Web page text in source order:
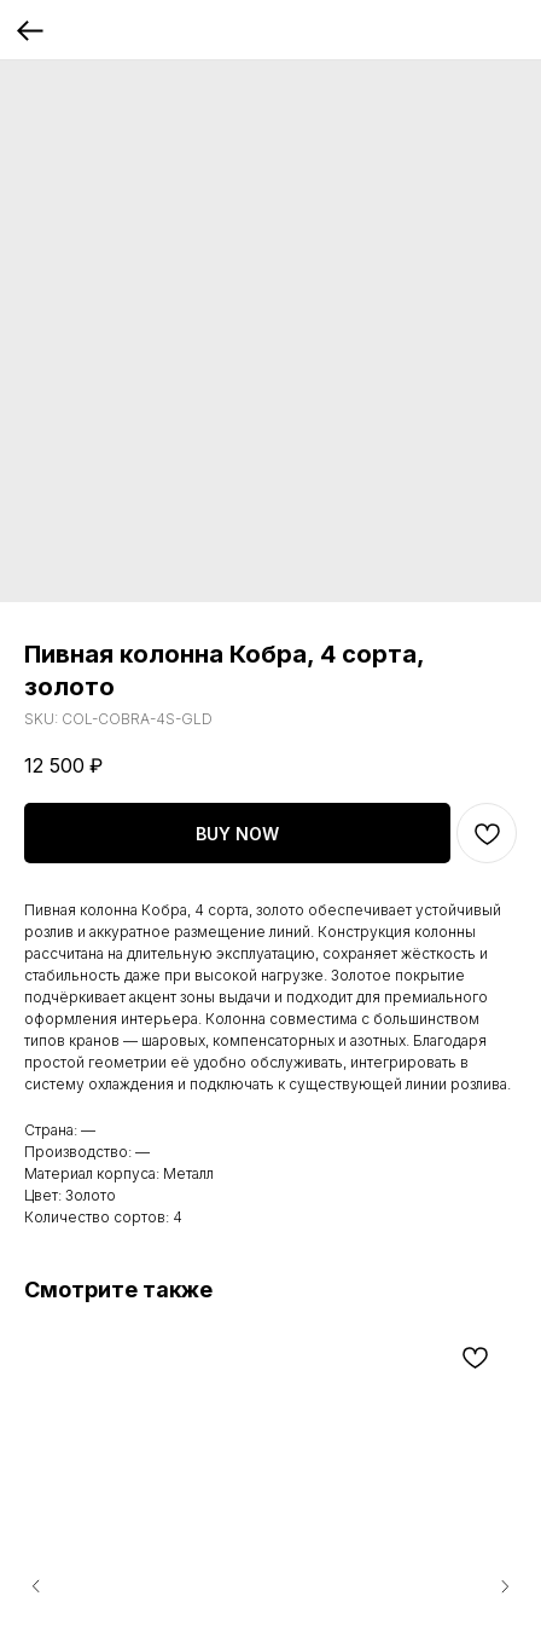
Пивная колонна Кобра, 4 сорта,
золото
SKU: COL-COBRA-4S-GLD
12 500 ₽
BUY NOW
Пивная колонна Кобра, 4 сорта, золото обеспечивает устойчивый
розлив и аккуратное размещение линий. Конструкция колонны
рассчитана на длительную эксплуатацию, сохраняет жёсткость и
стабильность даже при высокой нагрузке. Золотое покрытие
подчёркивает акцент зоны выдачи и подходит для премиального
оформления интерьера. Колонна совместима с большинством
типов кранов — шаровых, компенсаторных и азотных. Благодаря
простой геометрии её удобно обслуживать, интегрировать в
систему охлаждения и подключать к существующей линии розлива.
Страна: —
Производство: —
Материал корпуса: Металл
Цвет: Золото
Количество сортов: 4
Смотрите также